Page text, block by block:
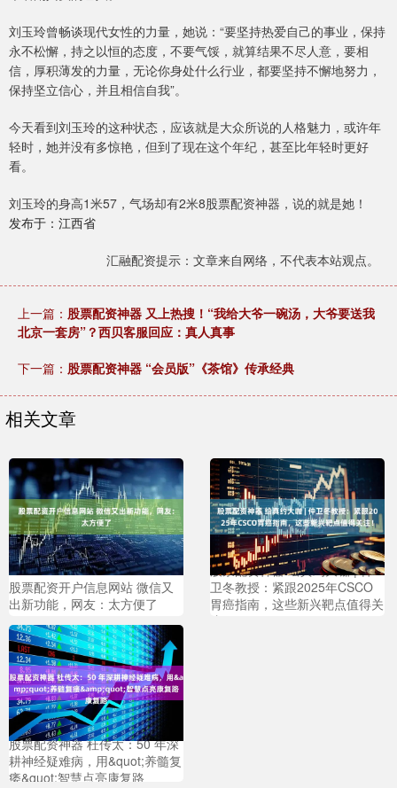
刘玉玲曾畅谈现代女性的力量，她说：“要坚持热爱自己的事业，保持
永不松懈，持之以恒的态度，不要气馁，就算结果不尽人意，要相
信，厚积薄发的力量，无论你身处什么行业，都要坚持不懈地努力，
保持坚立信心，并且相信自我”。
今天看到刘玉玲的这种状态，应该就是大众所说的人格魅力，或许年
轻时，她并没有多惊艳，但到了现在这个年纪，甚至比年轻时更好
看。
刘玉玲的身高1米57，气场却有2米8股票配资神器，说的就是她！
发布于：江西省
汇融配资提示：文章来自网络，不代表本站观点。
上一篇： 股票配资神器 又上热搜！“我给大爷一碗汤，大爷要送我
北京一套房”？西贝客服回应：真人真事
下一篇： 股票配资神器 “会员版”《茶馆》传承经典
相关文章
股票配资开户信息网站 微信又
出新功能，网友：太方便了
股票配资神器 绘真约大咖 | 仲
卫冬教授：紧跟2025年CSCO
胃癌指南，这些新兴靶点值得关
注！
股票配资神器 杜传太：50 年深
耕神经疑难病，用&quot;养髓复
痿&quot;智慧点亮康复路